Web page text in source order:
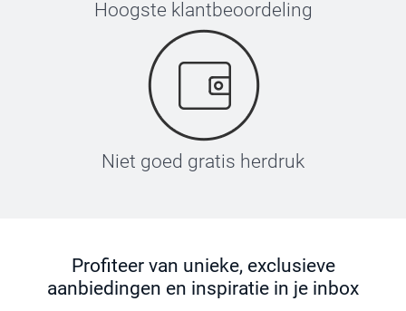
Hoogste klantbeoordeling
Niet goed gratis herdruk
Profiteer van unieke, exclusieve
aanbiedingen en inspiratie in je inbox